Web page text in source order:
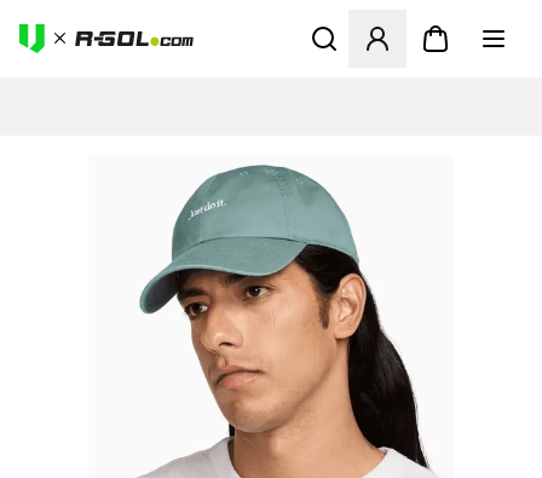
Ανοίγει ένα Modal για να